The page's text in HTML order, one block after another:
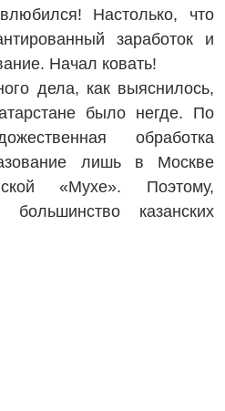
Настолько, что
заработок и
Начал ковать!
дела, как выяснилось,
было негде. По
обработка
лишь в Москве
«Мухе». Поэтому,
большинство казанских